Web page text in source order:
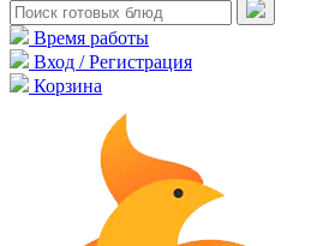
Время работы
Вход / Регистрация
Корзина